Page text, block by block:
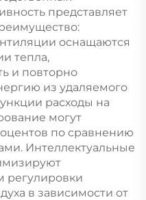
представляет
оснащаются
тепла,
и повторно
из удаляемого
расходы на
могут
по сравнению
Интеллектуальные
регулировки
в зависимости от